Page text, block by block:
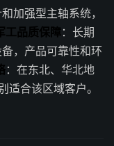
加强型主轴系统，
工品质保障：长期
，产品可靠性和环
：在东北、华北地
适合该区域客户。